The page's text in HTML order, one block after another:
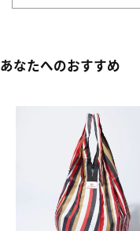
あなたへのおすすめ